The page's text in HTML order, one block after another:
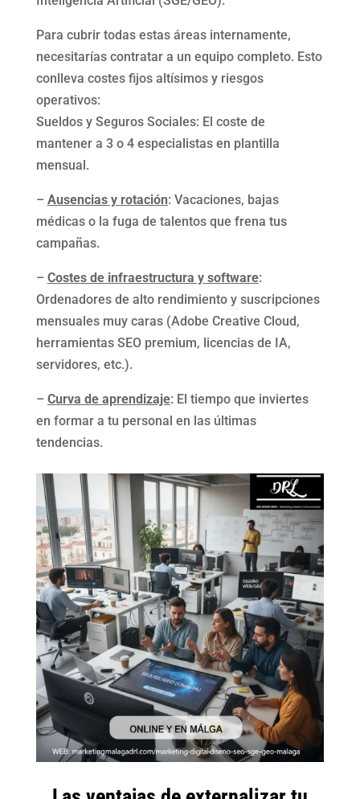
Para cubrir todas estas áreas internamente,
necesitarías contratar a un equipo completo. Esto
conlleva costes fijos altísimos y riesgos
operativos:
Sueldos y Seguros Sociales: El coste de
mantener a 3 o 4 especialistas en plantilla
mensual.
– Ausencias y rotación: Vacaciones, bajas
médicas o la fuga de talentos que frena tus
campañas.
– Costes de infraestructura y software:
Ordenadores de alto rendimiento y suscripciones
mensuales muy caras (Adobe Creative Cloud,
herramientas SEO premium, licencias de IA,
servidores, etc.).
– Curva de aprendizaje: El tiempo que inviertes
en formar a tu personal en las últimas
tendencias.